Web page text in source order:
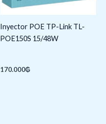
Inyector POE TP-Link TL-
POE150S 15/48W
170.000₲